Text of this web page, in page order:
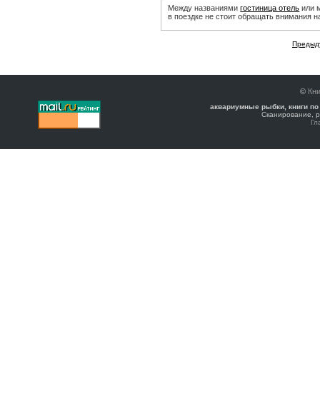
Между названиямигостиница отель или
в поездке не стоит обращать внимания
©
аквариумные рыбки, книги
Сканирование,